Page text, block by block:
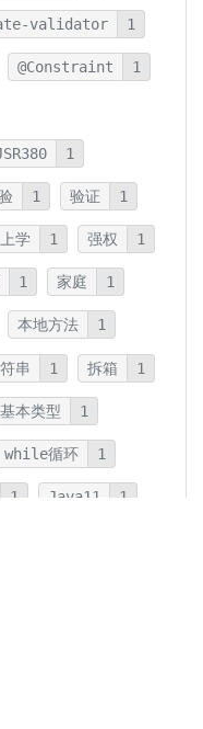
validator 1
@Constraint 1
1
1 验证 1
上学 1 强权 1
1 家庭 1
本地方法 1
串 1 拆箱 1
基本类型 1
while循环 1
1 Java11 1